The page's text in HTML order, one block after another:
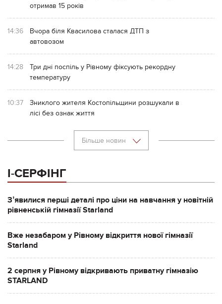
отримав 15 років
14:36
Вчора біля Квасилова сталася ДТП з
автовозом
14:28
Три дні поспіль у Рівному фіксують рекордну
температуру
10:37
Зниклого жителя Костопільщини розшукали в
лісі без ознак життя
Більше новин
І-СЕРФІНГ
Зʼявилися перші деталі про ціни на навчання у новітній
рівненській гімназії Starland
Вже незабаром у Рівному відкриття нової гімназії
Starland
2 серпня у Рівному відкривають приватну гімназію
STARLAND